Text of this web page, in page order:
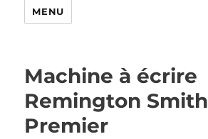
MENU
Machine à écrire
Remington Smith
Premier